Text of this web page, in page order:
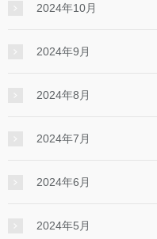
2024年10月
2024年9月
2024年8月
2024年7月
2024年6月
2024年5月